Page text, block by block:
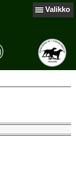
Valikko